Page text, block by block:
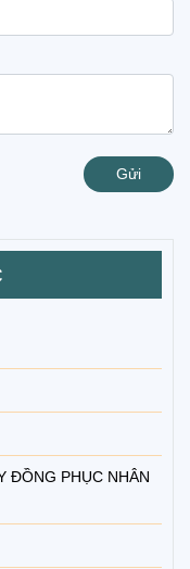
Gửi
ĐỒNG PHỤC NHÂN